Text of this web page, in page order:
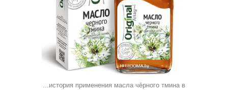
...история применения масла чёрного тмина в